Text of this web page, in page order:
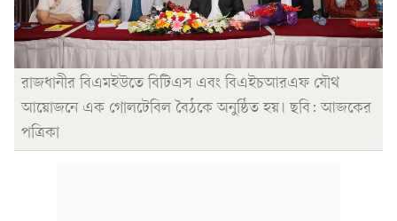
রাজধানীর বিএমইউতে বিটিএস এবং বিএইচআরএফ যৌথ
আয়োজনে এক গোলটেবিল বৈঠকে অনুষ্ঠিত হয়। ছবি: আজকের
পত্রিকা